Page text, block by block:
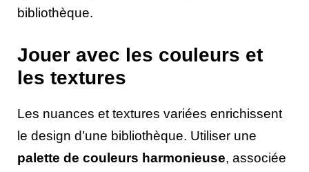
bibliothèque.
Jouer avec les couleurs et
les textures
Les nuances et textures variées enrichissent
le design d’une bibliothèque. Utiliser une
palette de couleurs harmonieuse, associée